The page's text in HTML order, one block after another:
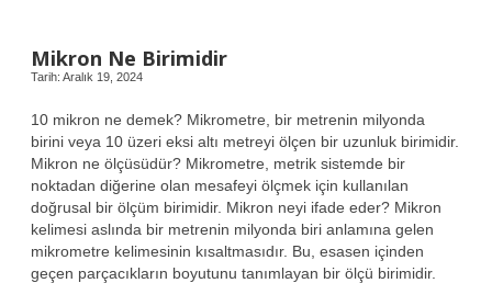
Mikron Ne Birimidir
Tarih: Aralık 19, 2024
10 mikron ne demek? Mikrometre, bir metrenin milyonda
birini veya 10 üzeri eksi altı metreyi ölçen bir uzunluk birimidir.
Mikron ne ölçüsüdür? Mikrometre, metrik sistemde bir
noktadan diğerine olan mesafeyi ölçmek için kullanılan
doğrusal bir ölçüm birimidir. Mikron neyi ifade eder? Mikron
kelimesi aslında bir metrenin milyonda biri anlamına gelen
mikrometre kelimesinin kısaltmasıdır. Bu, esasen içinden
geçen parçacıkların boyutunu tanımlayan bir ölçü birimidir.